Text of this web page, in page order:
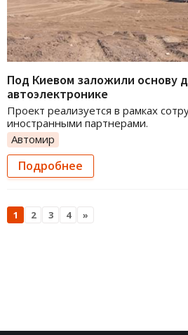
Под Киевом заложили основу
автоэлектронике
Проект реализуется в рамках
иностранными партнерами.
Автомир
Подробнее
1 2 3 4 »